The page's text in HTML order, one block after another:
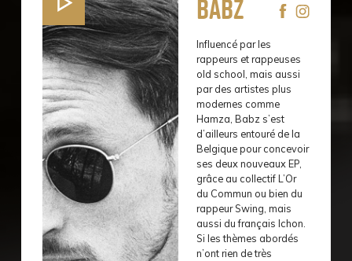
Babz
Influencé par les
rappeurs et rappeuses
old school, mais aussi
par des artistes plus
modernes comme
Hamza, Babz s’est
d’ailleurs entouré de la
Belgique pour concevoir
ses deux nouveaux EP,
grâce au collectif L’Or
du Commun ou bien du
rappeur Swing, mais
aussi du français Ichon.
Si les thèmes abordés
n’ont rien de très